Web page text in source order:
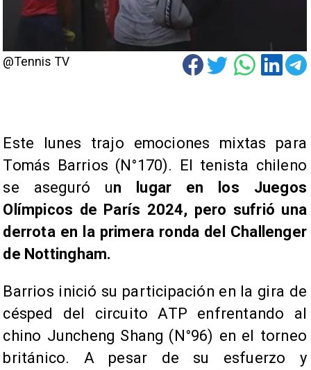
@Tennis TV
Este lunes trajo emociones mixtas para
Tomás Barrios (N°170). El tenista chileno
se aseguró un lugar en los Juegos
Olímpicos de París 2024, pero sufrió una
derrota en la primera ronda del Challenger
de Nottingham.
Barrios inició su participación en la gira de
césped del circuito ATP enfrentando al
chino Juncheng Shang (N°96) en el torneo
británico. A pesar de su esfuerzo y